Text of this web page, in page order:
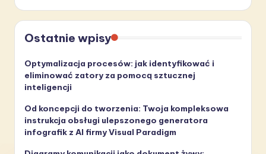
Ostatnie wpisy
Optymalizacja procesów: jak identyfikować i
eliminować zatory za pomocą sztucznej
inteligencji
Od koncepcji do tworzenia: Twoja kompleksowa
instrukcja obsługi ulepszonego generatora
infografik z AI firmy Visual Paradigm